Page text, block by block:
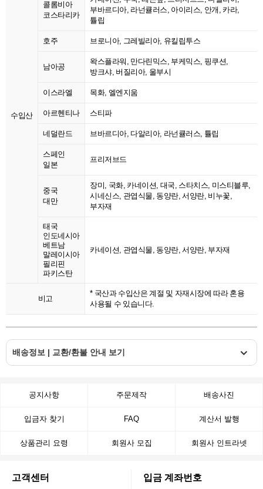
수입산
콜롬비아
코스타리카
부바르디아, 라넌큘러스, 아이리스, 안개, 카라,
튤립
호주 브로니아, 그레빌리아, 유킬립투스
남아공
왁스플라워, 만다린믹스, 부케믹스, 핑쿠션,
방크샤, 버질리아, 울부시
이스라엘 목화, 엘엔지움
아르헨티나 스티파
네덜란드 브바르디아, 다알리아, 라넌큘러스, 튤립
스페인
일본
프리저브드
중국
대만
장미, 국화, 카네이션, 대국, 스타치스, 미스티블루,
시네신스, 관엽식물, 동양란, 서양란, 비누꽃,
부자재
태국
인도네시아
베트남
말레이시아
필리핀
파키스탄
카네이션, 관엽식물, 동양란, 서양란, 부자재
비고
* 국산과 수입산은 계절 및 자재시장에 따라 혼용
사용될 수 있습니다.
배송정보 | 교환/환불 안내 보기
공지사항 주문제작 배송사진
입금자 찾기 FAQ 계산서 발행
상품관리 요령 회원사 모집 회원사 인트라넷
고객센터 입금 계좌번호